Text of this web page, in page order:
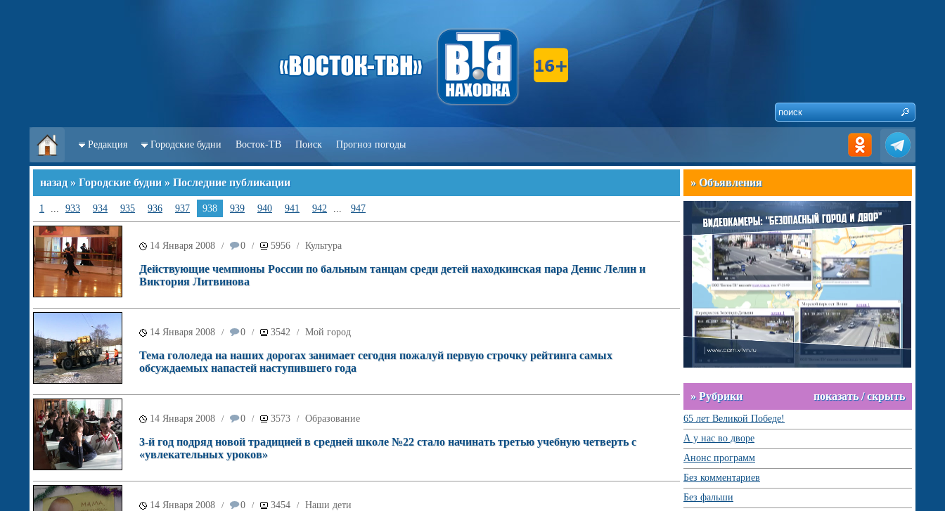
Редакция Городские будни Восток-ТВ Поиск Прогноз погоды
назад » Городские будни » Последние публикации
1 ... 933 934 935 936 937 938 939 940 941 942 ... 947
14 Января 2008 / 0 / 5956 / Культура
Действующие чемпионы России по бальным танцам среди детей находкинская пара Денис Лелин и
Виктория Литвинова
14 Января 2008 / 0 / 3542 / Мой город
Тема гололеда на наших дорогах занимает сегодня пожалуй первую строчку рейтинга самых
обсуждаемых напастей наступившего года
14 Января 2008 / 0 / 3573 / Образование
3-й год подряд новой традицией в средней школе №22 стало начинать третью учебную четверть с
«увлекательных уроков»
14 Января 2008 / 0 / 3454 / Наши дети
» Объявления
» Рубрики показать / скрыть
65 лет Великой Победе!
А у нас во дворе
Анонс программ
Без комментариев
Без фальши